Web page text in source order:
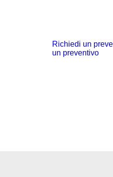
Richiedi un
un preventivo